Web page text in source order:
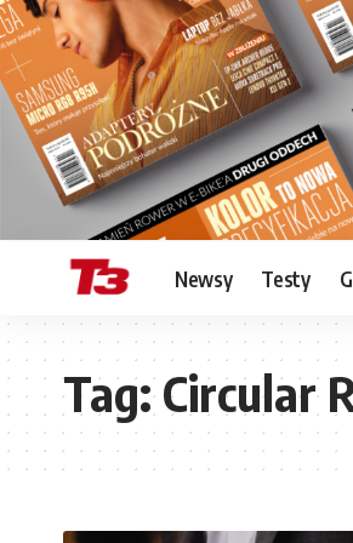
Newsy Testy
Tag:Circular